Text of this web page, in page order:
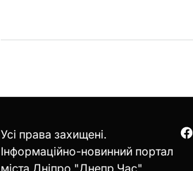
Усі права захищені.
Інформаційно-новинний портал